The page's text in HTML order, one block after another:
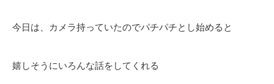
今日は、カメラ持っていたのでパチパチとし始めると
嬉しそうにいろんな話をしてくれる